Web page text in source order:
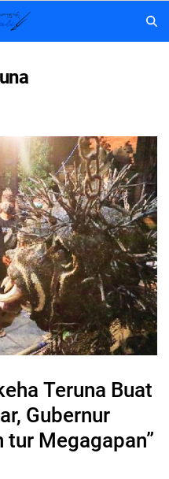
Teruna Buat
Gubernur
tur Megagapan”